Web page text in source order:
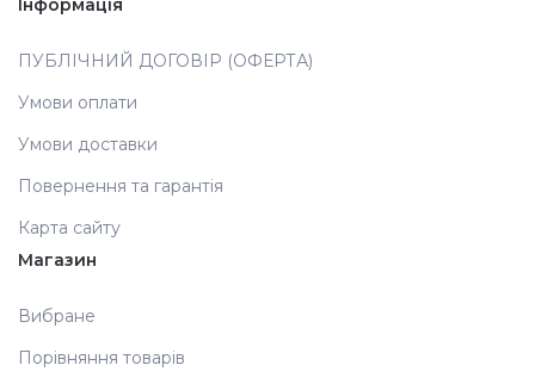
Інформація
ПУБЛІЧНИЙ ДОГОВІР (ОФЕРТА)
Умови оплати
Умови доставки
Повернення та гарантія
Карта сайту
Магазин
Вибране
Порівняння товарів